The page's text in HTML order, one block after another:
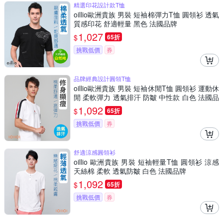
精選印花設計款T恤
oillio歐洲貴族 男裝 短袖棉彈力T恤 圓領衫 透氣
質感印花 舒適輕量 黑色 法國品牌
$1,027 65折
挑戰低價 券
品牌經典設計圓領T恤
oillio歐洲貴族 男裝 短袖休閒T恤 圓領衫 運動休
閒 柔軟彈力 透氣排汗 防皺 中性款 白色 法國品
牌
$1,092 65折
挑戰低價 券
舒適涼感圓領衫
oillio 歐洲貴族 男裝 短袖輕量T恤 圓領衫 涼感
天絲棉 柔軟 透氣防皺 白色 法國品牌
$1,092 65折
挑戰低價 券